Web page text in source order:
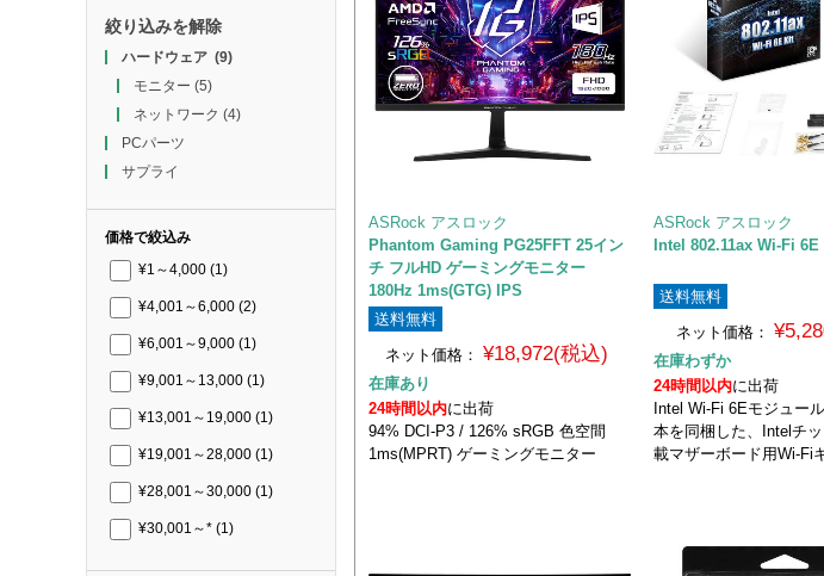
絞り込みを解除
ハードウェア(9)
モニター (5)
ネットワーク (4)
PCパーツ
サプライ
価格で絞込み
¥1～4,000 (1)
¥4,001～6,000 (2)
¥6,001～9,000 (1)
¥9,001～13,000 (1)
¥13,001～19,000 (1)
¥19,001～28,000 (1)
¥28,001～30,000 (1)
¥30,001～* (1)
ASRock アスロック
Phantom Gaming PG25FFT 25イン
チ フルHD ゲーミングモニター
180Hz 1ms(GTG) IPS
送料無料
ネット価格：
¥18,972(税込)
在庫あり
24時間以内に出荷
94% DCI-P3 / 126% sRGB 色空間
1ms(MPRT) ゲーミングモニター
ASRock アスロック
Intel 802.11ax Wi-Fi
送料無料
ネット価格：
在庫わずか
24時間以内に出荷
Intel Wi-Fi 6Eモジュー
本を同梱した、Intelチ
載マザーボード用Wi-Fi